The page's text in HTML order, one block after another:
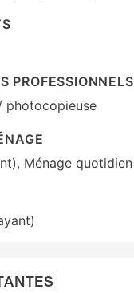
PROFESSIONNELS
photocopieuse
Ménage quotidien